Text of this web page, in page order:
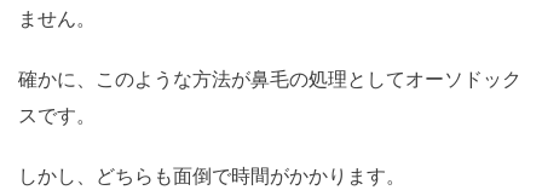
ません。
確かに、このような方法が鼻毛の処理としてオーソドック
スです。
しかし、どちらも面倒で時間がかかります。